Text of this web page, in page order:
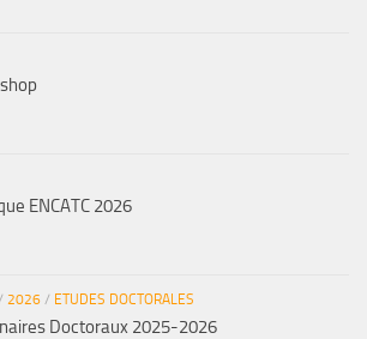
ENCATC 2026
2026 / ETUDES DOCTORALES
Doctoraux 2025-2026